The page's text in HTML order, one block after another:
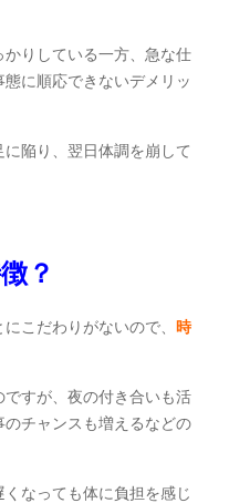
りしている一方、急な仕
に順応できないデメリッ
陥り、翌日体調を崩して
？
こだわりがないので、 時
すが、夜の付き合いも活
チャンスも増えるなどの
なっても体に負担を感じ